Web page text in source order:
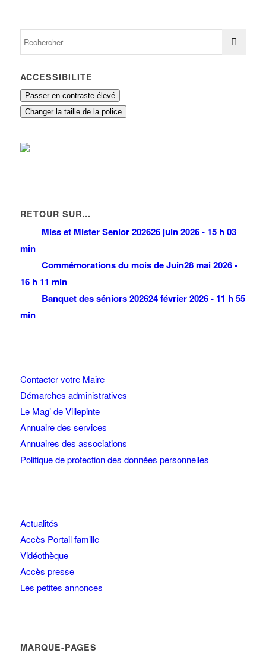
ACCESSIBILITÉ
Passer en contraste élevé
Changer la taille de la police
RETOUR SUR…
Miss et Mister Senior 202626 juin 2026 - 15 h 03
min
Commémorations du mois de Juin28 mai 2026 -
16 h 11 min
Banquet des séniors 202624 février 2026 - 11 h 55
min
Contacter votre Maire
Démarches administratives
Le Mag’ de Villepinte
Annuaire des services
Annuaires des associations
Politique de protection des données personnelles
Actualités
Accès Portail famille
Vidéothèque
Accès presse
Les petites annonces
MARQUE-PAGES